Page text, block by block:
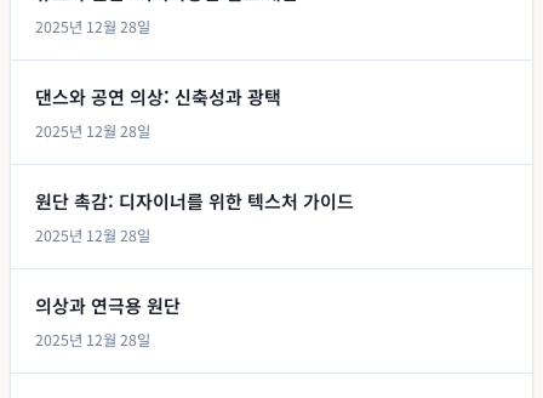
2025년 12월 28일
댄스와 공연 의상: 신축성과 광택
2025년 12월 28일
원단 촉감: 디자이너를 위한 텍스처 가이드
2025년 12월 28일
의상과 연극용 원단
2025년 12월 28일